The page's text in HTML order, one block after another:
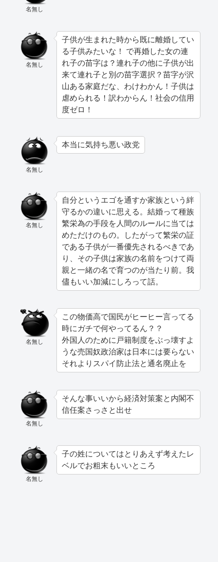
名無し
名無し
子供が生まれた時から既に離婚してい
る子供みたいな！ で再婚した女の連
れ子の苗字は？連れ子の他に子供が出
来て連れ子と別の苗字選択？苗字が沢
山ある家庭だな、わけわかん！子供は
虐められる！訳わからん！社会の信用
度ゼロ！
名無し
本当に気持ち悪い政党
名無し
自分というエゴを通すか家族という絆
守るかの違いに思える。結婚って種族
繁栄為の手段を人間のルールに当ては
めただけのもの。したがって繁栄の証
である子供が一番優先されるべきであ
り、その子供は家族の名前をつけて両
親と一緒の名で育つのが当たり前。我
儘もいい加減にしろって話。
名無し
この物価高で国民がヒーヒー言ってる
時にガチで何やってるん？？
外国人のために戸籍制度をぶっ壊すよ
うな売国奴政治家は日本には要らない
それよりスパイ防止法と通名廃止を
名無し
そんな事いいから経済対策案と内閣不
信任案さっさと出せ
名無し
子の姓についてはとりあえず考えたレ
ベルでお粗末もいいところ